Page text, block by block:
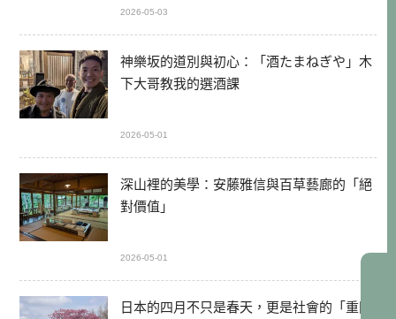
2026-05-03
神樂坂的道別與初心：「酒たまねぎや」木
下大哥教我的選酒課
2026-05-01
深山裡的美學：安藤雅信與百草藝廊的「絕
對價值」
2026-05-01
日本的四月不只是春天，更是社會的「重開